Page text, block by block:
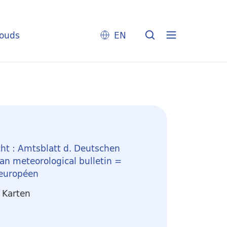
EN
: Amtsblatt d. Deutschen
meteorological bulletin =